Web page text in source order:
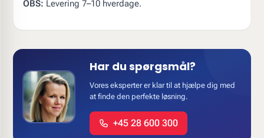
OBS: Levering 7–10 hverdage.
Har du spørgsmål?
Vores eksperter er klar til at hjælpe dig med
at finde den perfekte løsning.
+45 28 600 300